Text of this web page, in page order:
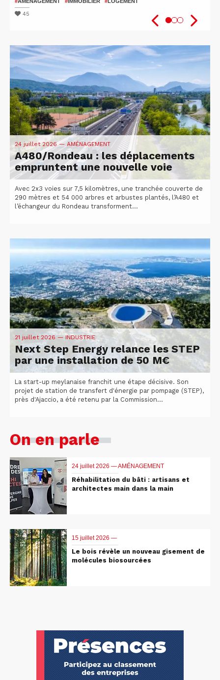
45
#SANTÉ
#VÉLO
24 juillet 2026— AMÉNAGEMENT
A480/Rondeau : les déplacements
empruntent une nouvelle voie
Avec 2x3 voies sur 7,5 kilomètres, une tranchée couverte de
290 mètres et 54 000 arbres et arbustes plantés, l’A480 et
l’échangeur du Rondeau transforment...
21 juillet 2026 — INDUSTRIE
Next Step Energy relance les STEP
par une installation de 50 M€
La start-up meylanaise franchit une étape décisive. Son
projet de station de transfert d'énergie par pompage (STEP),
près d'Ajaccio, a été retenu par la Commission...
On en parle
24 juillet 2026 —AMÉNAGEMENT
Réhabilitation du bâti : artisans et
architectes main dans la main
15 juillet 2026 —
Le bois révèle un nouveau gisement de
molécules biosourcées